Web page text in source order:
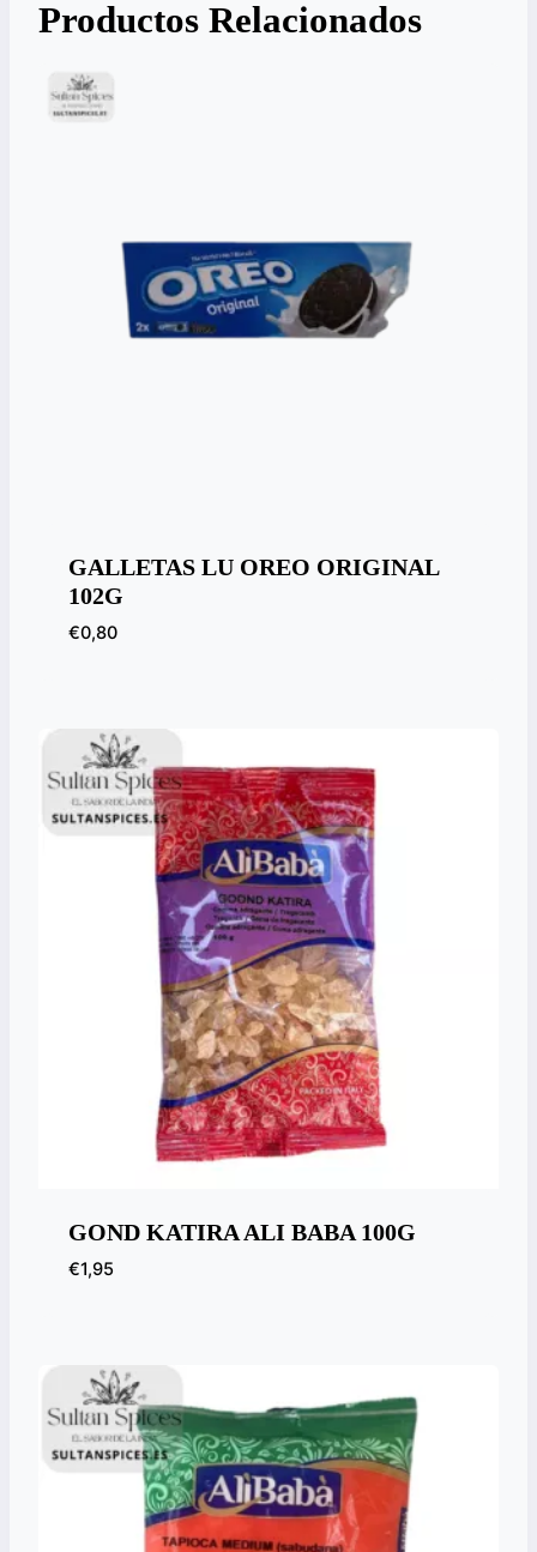
Productos Relacionados
GALLETAS LU OREO ORIGINAL
102G
€0,80
GOND KATIRA ALI BABA 100G
€1,95